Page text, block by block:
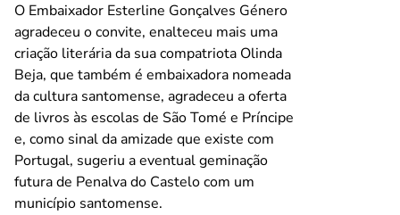
O Embaixador Esterline Gonçalves Género
agradeceu o convite, enalteceu mais uma
criação literária da sua compatriota Olinda
Beja, que também é embaixadora nomeada
da cultura santomense, agradeceu a oferta
de livros às escolas de São Tomé e Príncipe
e, como sinal da amizade que existe com
Portugal, sugeriu a eventual geminação
futura de Penalva do Castelo com um
município santomense.